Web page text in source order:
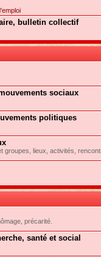
bulletin collectif
sociaux
politiques
groupes, lieux, activités,
précarité.
santé et social